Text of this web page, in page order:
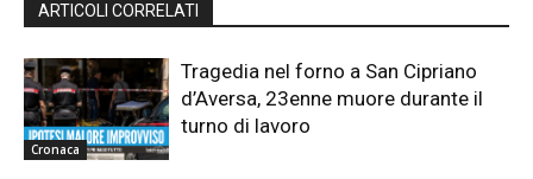
ARTICOLI CORRELATI
Cronaca
Tragedia nel forno a San Cipriano
d’Aversa, 23enne muore durante il
turno di lavoro